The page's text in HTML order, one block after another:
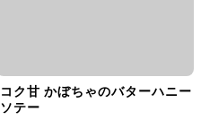
コク甘 かぼちゃのバターハニー
ソテー